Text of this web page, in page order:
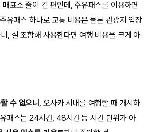
표소 줄이 긴 편인데, 주유패스를 이용하면
유패스 하나로 교통 비용은 물론 관광지 입장
, 잘 조합해 사용한다면 여행 비용을 크게 아
수 없으니 , 오사카 시내를 여행할 때 개시하
패스는 24시간, 48시간 등 시간 단위가 아